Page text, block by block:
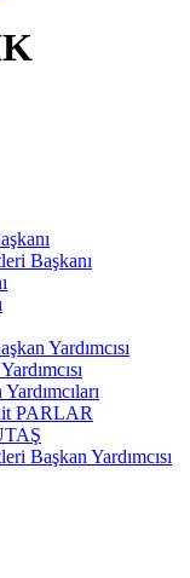
Başkanı
Yardımcısı
PARLAR
Başkan Yardımcısı